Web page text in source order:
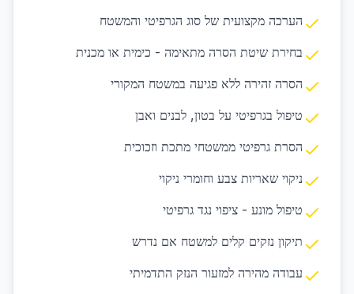
הערכה מקצועית של סוג הגרפיטי והמשטח
בחירת שיטת הסרה מתאימה - כימית או מכנית
הסרה זהירה ללא פגיעה במשטח המקורי
טיפול בגרפיטי על בטון, לבנים ואבן
הסרת גרפיטי ממשטחי מתכת וזכוכית
ניקוי שאריות צבע וחומרי ניקוי
טיפול מונע - ציפוי נגד גרפיטי
תיקון נזקים קלים למשטח אם נדרש
עבודה מהירה למזעור הנזק התדמיתי